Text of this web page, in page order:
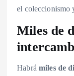
el coleccionismo
Miles de
Habrá miles de